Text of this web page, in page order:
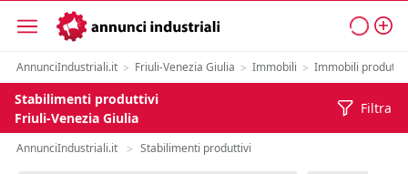
AnnunciIndustriali.it > Friuli-Venezia Giulia > Immobili > Immobili
Stabilimenti produttivi
Friuli-Venezia Giulia
Filtra
AnnunciIndustriali.it > Stabilimenti produttivi